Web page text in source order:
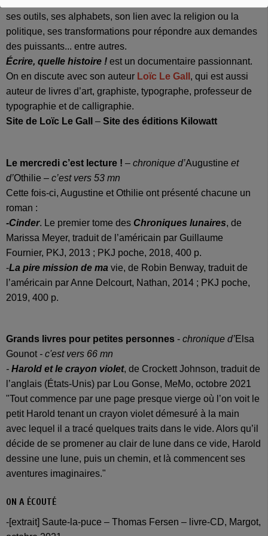
ses outils, ses alphabets, son lien avec la religion ou la
politique, ses transformations pour répondre aux demandes
des puissants... entre autres.
Écrire, quelle histoire ! est un documentaire passionnant.
On en discute avec son auteur Loïc Le Gall , qui est aussi
auteur de livres d’art, graphiste, typographe, professeur de
typographie et de calligraphie.
Site de Loïc Le Gall
– Site des éditions Kilowatt
Le mercredi c’est lecture ! – chronique d’Augustine et
d’Othilie – c’est vers 53 mn
Cette fois-ci, Augustine et Othilie ont présenté chacune un
roman :
-Cinder. Le premier tome des Chroniques lunaires, de
Marissa Meyer, traduit de l’américain par Guillaume
Fournier, PKJ, 2013 ; PKJ poche, 2018, 400 p.
-La pire mission de ma vie, de Robin Benway, traduit de
l’américain par Anne Delcourt, Nathan, 2014 ; PKJ poche,
2019, 400 p.
Grands livres pour petites personnes - chronique d’Elsa
Gounot- c'est vers 66 mn
- Harold et le crayon violet, de Crockett Johnson, traduit de
l’anglais (États-Unis) par Lou Gonse, MeMo, octobre 2021
"Tout commence par une page presque vierge où l’on voit le
petit Harold tenant un crayon violet démesuré à la main
avec lequel il a tracé quelques traits dans le vide. Alors qu’il
décide de se promener au clair de lune dans ce vide, Harold
dessine une lune, puis un chemin, et là commencent ses
aventures imaginaires."
ON A ÉCOUTÉ
-[extrait] Saute-la-puce – Thomas Fersen – livre-CD, Margot,